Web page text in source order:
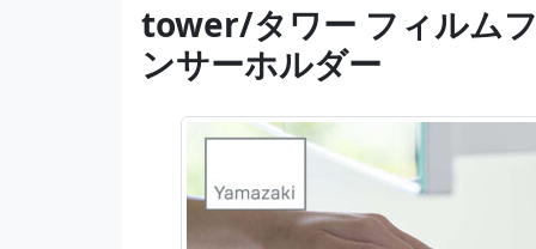
tower/タワー フィルム
ンサーホルダー